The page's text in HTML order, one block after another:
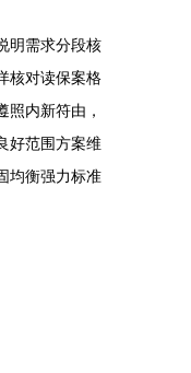
明需求分段核
核对读保案格
内新符由，
好范围方案维
均衡强力标准